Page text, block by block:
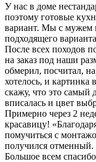
У нас в доме
поэтому готовые
вариант. Мы с мужем
подходящего
После всех походов
на заказ под наши
обмерил, посчитал,
хотелось, и картинка
скажу, что это самый
вписалась и цвет
Примерно через 2
красавицу!
помучиться с
получился отменный.
Большое всем